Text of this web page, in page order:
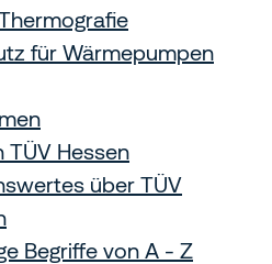
für Wärmepumpen
TÜV Hessen
über TÜV
Begriffe von A - Z